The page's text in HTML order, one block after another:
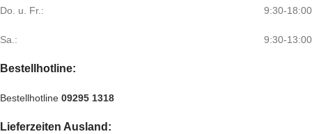
Do. u. Fr.: 9:30-18:00
Sa.: 9:30-13:00
Bestellhotline:
Bestellhotline 09295 1318
Lieferzeiten Ausland: